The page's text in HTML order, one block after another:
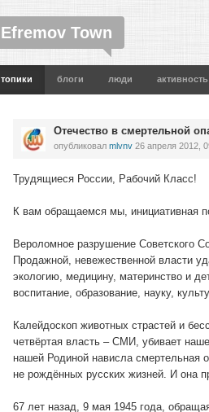
Efremov Town
топики блоги люди активность
Отечество в смертельной
опубликовал mlvnv 26 апреля 2012,
Трудящиеся России, Рабочий Класс!
К вам обращаемся мы, инициативная
Вероломное разрушение Советского
Продажной, невежественной власти
экологию, медицину, материнство и
воспитание, образование, науку,
Калейдоскоп животных страстей и
четвёртая власть – СМИ, убивает
нашей Родиной нависла смертельная
не рождённых русских жизней. И она
67 лет назад, 9 мая 1945 года,